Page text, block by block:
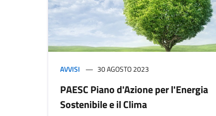
AVVISI 30 AGOSTO 2023
PAESC Piano d'Azione per l'Energia
Sostenibile e il Clima